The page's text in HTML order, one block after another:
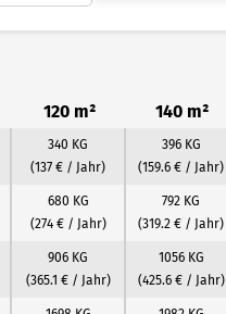
120 m² 140 m²
340 KG
(137 € / Jahr)
396 KG
(159.6 € / Jahr)
680 KG
(274 € / Jahr)
792 KG
(319.2 € / Jahr)
906 KG
(365.1 € / Jahr)
1056 KG
(425.6 € / Jahr)